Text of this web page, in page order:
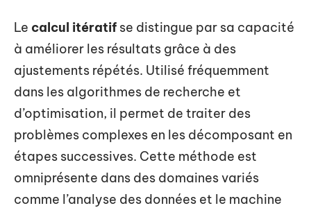
Le calcul itératif se distingue par sa capacité
à améliorer les résultats grâce à des
ajustements répétés. Utilisé fréquemment
dans les algorithmes de recherche et
d’optimisation, il permet de traiter des
problèmes complexes en les décomposant en
étapes successives. Cette méthode est
omniprésente dans des domaines variés
comme l’analyse des données et le machine